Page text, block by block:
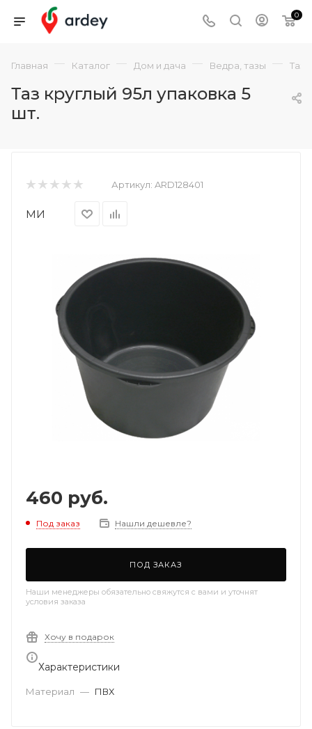
0
Главная — Каталог — Дом и дача — Ведра, тазы — Таз
Таз круглый 95л упаковка 5
шт.
Артикул: ARD128401
МИ
460 руб.
Под заказ Нашли дешевле?
ПОД ЗАКАЗ
Наши менеджеры обязательно свяжутся с вами и уточнят
условия заказа
Хочу в подарок
Характеристики
Материал — ПВХ